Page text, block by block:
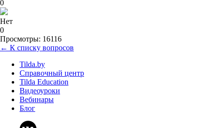
0
Нет
0
Просмотры: 16116
← К списку вопросов
Tilda.by
Справочный центр
Tilda Education
Видеоуроки
Вебинары
Блог